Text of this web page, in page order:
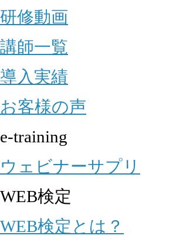
研修動画
講師一覧
導入実績
お客様の声
e-training
ウェビナーサプリ
WEB検定
WEB検定とは？